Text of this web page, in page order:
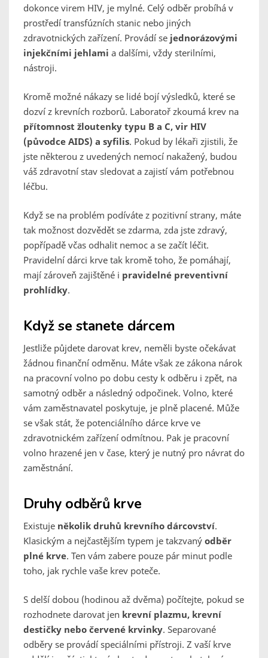
dokonce virem HIV, je mylné. Celý odběr probíhá v
prostředí transfúzních stanic nebo jiných
zdravotnických zařízení. Provádí se jednorázovými
injekčními jehlami a dalšími, vždy sterilními,
nástroji.
Kromě možné nákazy se lidé bojí výsledků, které se
dozví z krevních rozborů. Laboratoř zkoumá krev na
přítomnost žloutenky typu B a C, vir HIV
(původce AIDS) a syfilis. Pokud by lékaři zjistili, že
jste některou z uvedených nemocí nakažený, budou
váš zdravotní stav sledovat a zajistí vám potřebnou
léčbu.
Když se na problém podíváte z pozitivní strany, máte
tak možnost dozvědět se zdarma, zda jste zdravý,
popřípadě včas odhalit nemoc a se začít léčit.
Pravidelní dárci krve tak kromě toho, že pomáhají,
mají zároveň zajištěné i pravidelné preventivní
prohlídky.
Když se stanete dárcem
Jestliže půjdete darovat krev, neměli byste očekávat
žádnou finanční odměnu. Máte však ze zákona nárok
na pracovní volno po dobu cesty k odběru i zpět, na
samotný odběr a následný odpočinek. Volno, které
vám zaměstnavatel poskytuje, je plně placené. Může
se však stát, že potenciálního dárce krve ve
zdravotnickém zařízení odmítnou. Pak je pracovní
volno hrazené jen v čase, který je nutný pro návrat do
zaměstnání.
Druhy odběrů krve
Existuje několik druhů krevního dárcovství.
Klasickým a nejčastějším typem je takzvaný odběr
plné krve. Ten vám zabere pouze pár minut podle
toho, jak rychle vaše krev poteče.
S delší dobou (hodinou až dvěma) počítejte, pokud se
rozhodnete darovat jen krevní plazmu, krevní
destičky nebo červené krvinky. Separované
odběry se provádí speciálními přístroji. Z vaší krve